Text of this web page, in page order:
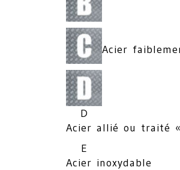
Acier
D
Acier allié ou traité
E
Acier inoxydable